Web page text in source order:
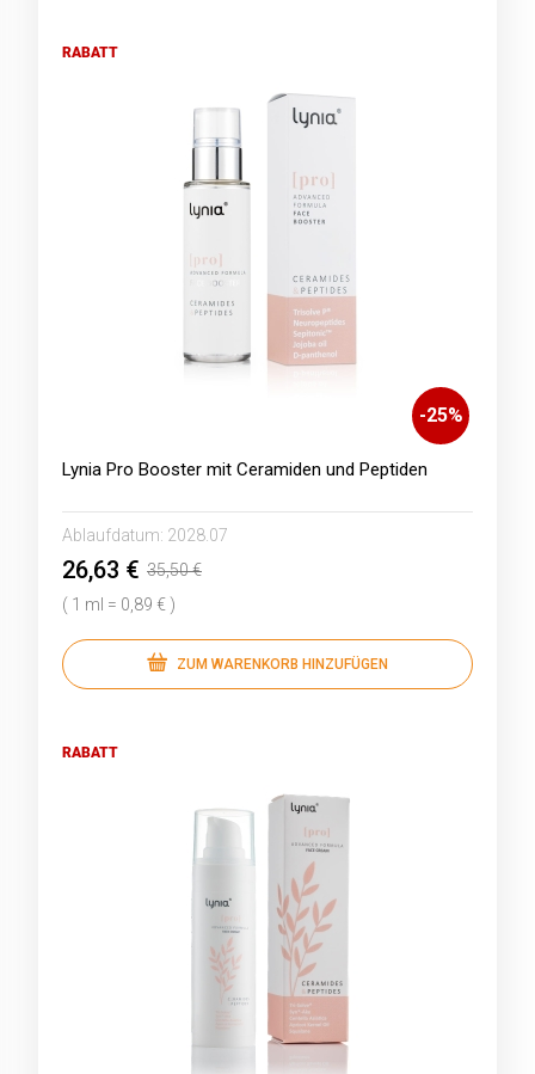
-25%
Lynia Pro Booster mit Ceramiden und Peptiden
Ablaufdatum: 2028.07
26,63 € 35,50 €
( 1 ml = 0,89 € )
ZUM WARENKORB HINZUFÜGEN
RABATT
RABATT